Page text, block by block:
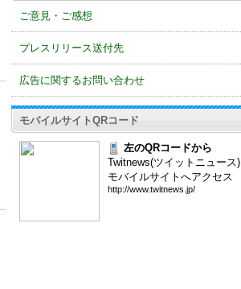
ご意見・ご感想
プレスリリース送付先
広告に関するお問い合わせ
モバイルサイトQRコード
左のQRコードから
Twitnews(ツイットニュース)
モバイルサイトへアクセス
http://www.twitnews.jp/